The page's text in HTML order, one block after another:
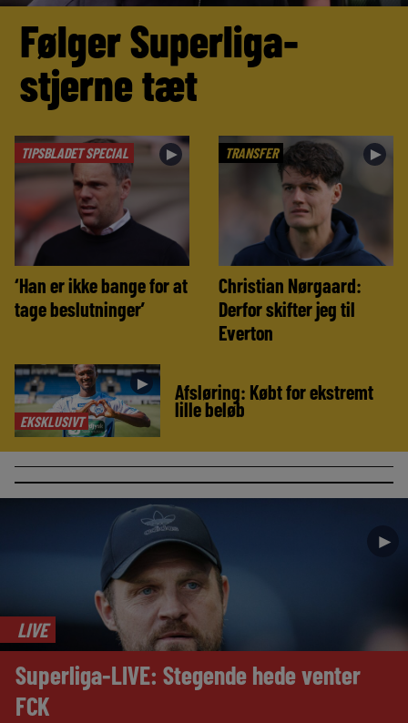
Følger Superliga-
stjerne tæt
TIPSBLADET SPECIAL ►
‘Han er ikke bange for at
tage beslutninger’
TRANSFER ►
Christian Nørgaard:
Derfor skifter jeg til
Everton
EKSKLUSIVT
► Afsløring: Købt for ekstremt
lille beløb
►
LIVE
Superliga-LIVE: Stegende hede venter
FCK